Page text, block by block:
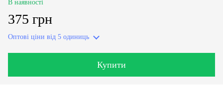
В наявності
375 грн
Оптові ціни від 5 одиниць
Купити